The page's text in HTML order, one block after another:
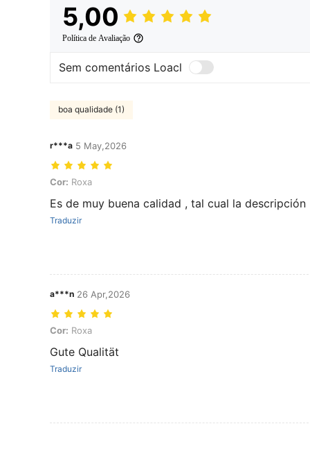
5,00
Política de Avaliação
Sem comentários Loacl
boa qualidade (1)
r***a 5 May,2026
Cor: Roxa
Cor: Roxa
Es de muy buena calidad , tal cual la descripción
Traduzir
a***n 26 Apr,2026
Cor: Roxa
Cor: Roxa
Gute Qualität
Traduzir